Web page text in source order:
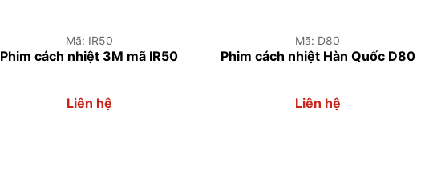
Mã: IR50
Phim cách nhiệt 3M mã IR50
Liên hệ
Mã: D80
Phim cách nhiệt Hàn Quốc D80
Liên hệ